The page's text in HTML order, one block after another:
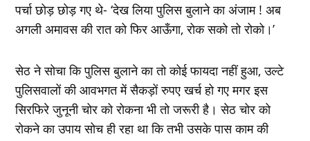
पर्चा छोड़ छोड़ गए थे- ‘देख लिया पुलिस बुलाने का अंजाम ! अब
अगली अमावस की रात को फिर आऊँगा, रोक सको तो रोको।’
सेठ ने सोचा कि पुलिस बुलाने का तो कोई फायदा नहीं हुआ, उल्टे
पुलिसवालों की आवभगत में सैकड़ों रुपए खर्च हो गए मगर इस
सिरफिरे जुनूनी चोर को रोकना भी तो जरूरी है। सेठ चोर को
रोकने का उपाय सोच ही रहा था कि तभी उसके पास काम की